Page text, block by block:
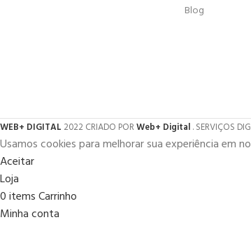
Blog
WEB+ DIGITAL 2022 CRIADO PORWeb+ Digital. SERVIÇOS
Usamos cookies para melhorar sua experiência em
Aceitar
Loja
0itemsCarrinho
Minha conta